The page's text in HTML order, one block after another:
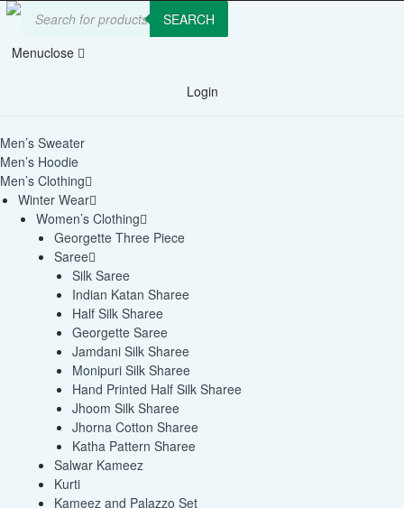
Products
search
SEARCH
Menuclose
Login
Men’s Sweater
Men’s Hoodie
Men’s Clothing
Winter Wear
Women’s Clothing
Georgette Three Piece
Saree
Silk Saree
Indian Katan Sharee
Half Silk Sharee
Georgette Saree
Jamdani Silk Sharee
Monipuri Silk Sharee
Hand Printed Half Silk Sharee
Jhoom Silk Sharee
Jhorna Cotton Sharee
Katha Pattern Sharee
Salwar Kameez
Kurti
Kameez and Palazzo Set